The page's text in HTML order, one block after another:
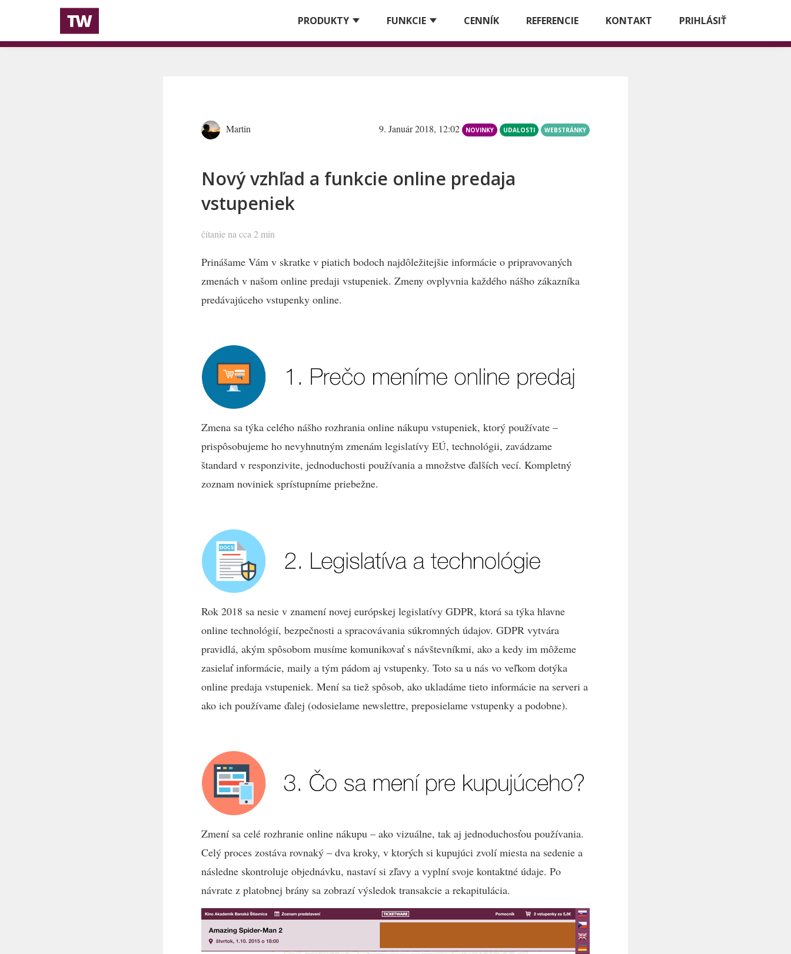
PRODUKTY FUNKCIE CENNÍK REFERENCIE KONTAKT PRIHLÁSIŤ
Martin 9. Január 2018, 12:02 NOVINKY UDALOSTI WEBSTRÁNKY
Nový vzhľad a funkcie online predaja
vstupeniek
čítanie na cca 2 min
Prinášame Vám v skratke v piatich bodoch najdôležitejšie informácie o pripravovaných
zmenách v našom online predaji vstupeniek. Zmeny ovplyvnia každého nášho zákazníka
predávajúceho vstupenky online.
Zmena sa týka celého nášho rozhrania online nákupu vstupeniek, ktorý používate –
prispôsobujeme ho nevyhnutným zmenám legislatívy EÚ, technológii, zavádzame
štandard v responzivite, jednoduchosti používania a množstve ďalších vecí. Kompletný
zoznam noviniek sprístupníme priebežne.
Rok 2018 sa nesie v znamení novej európskej legislatívy GDPR, ktorá sa týka hlavne
online technológií, bezpečnosti a spracovávania súkromných údajov. GDPR vytvára
pravidlá, akým spôsobom musíme komunikovať s návštevníkmi, ako a kedy im môžeme
zasielať informácie, maily a tým pádom aj vstupenky. Toto sa u nás vo veľkom dotýka
online predaja vstupeniek. Mení sa tiež spôsob, ako ukladáme tieto informácie na serveri a
ako ich používame ďalej (odosielame newslettre, preposielame vstupenky a podobne).
Zmení sa celé rozhranie online nákupu – ako vizuálne, tak aj jednoduchosťou používania.
Celý proces zostáva rovnaký – dva kroky, v ktorých si kupujúci zvolí miesta na sedenie a
následne skontroluje objednávku, nastaví si zľavy a vyplní svoje kontaktné údaje. Po
návrate z platobnej brány sa zobrazí výsledok transakcie a rekapitulácia.